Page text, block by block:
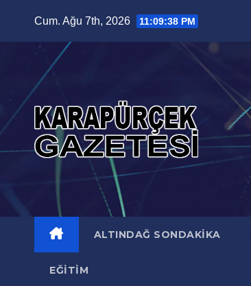
Cum. Ağu 7th, 2026 11:09:39 PM
ALTINDAĞ SONDAKIKA
EĞITIM